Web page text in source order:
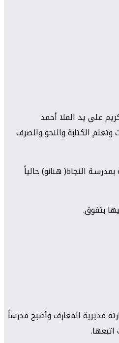
الكريم على يد الملا أحمد
وتعلم الكتابة والنحو والصرف
بمدرسـة النجاة( هنانو) حالياً
بتفوق.
1944 ثم اختارته مديرية المعارف وأصبح مدرساً